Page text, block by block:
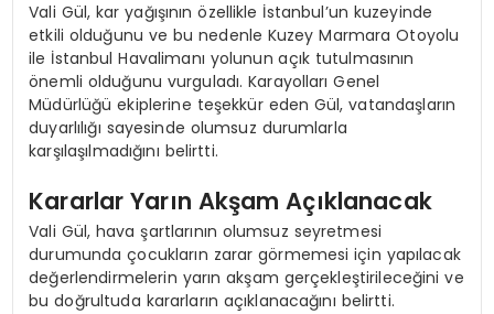
Vali Gül, kar yağışının özellikle İstanbul’un kuzeyinde
etkili olduğunu ve bu nedenle Kuzey Marmara Otoyolu
ile İstanbul Havalimanı yolunun açık tutulmasının
önemli olduğunu vurguladı. Karayolları Genel
Müdürlüğü ekiplerine teşekkür eden Gül, vatandaşların
duyarlılığı sayesinde olumsuz durumlarla
karşılaşılmadığını belirtti.
Kararlar Yarın Akşam Açıklanacak
Vali Gül, hava şartlarının olumsuz seyretmesi
durumunda çocukların zarar görmemesi için yapılacak
değerlendirmelerin yarın akşam gerçekleştirileceğini ve
bu doğrultuda kararların açıklanacağını belirtti.